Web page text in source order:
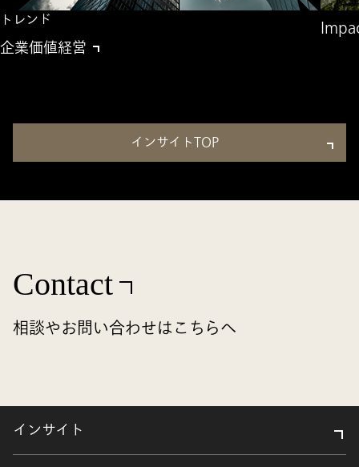
トレンド
企業価値経営
インサイトTOP
Contact
相談やお問い合わせはこちらへ
インサイト